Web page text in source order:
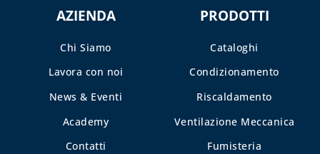
AZIENDA
Chi Siamo
Lavora con noi
News & Eventi
Academy
Contatti
PRODOTTI
Cataloghi
Condizionamento
Riscaldamento
Ventilazione Meccanica
Fumisteria